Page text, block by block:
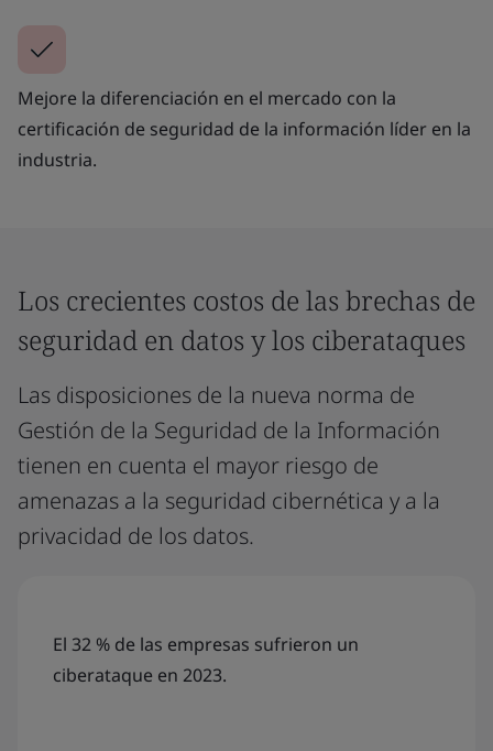
Mejore la diferenciación en el mercado con la
certificación de seguridad de la información líder en la
industria.
Los crecientes costos de las brechas de
seguridad en datos y los ciberataques
Las disposiciones de la nueva norma de
Gestión de la Seguridad de la Información
tienen en cuenta el mayor riesgo de
amenazas a la seguridad cibernética y a la
privacidad de los datos.
El 32 % de las empresas sufrieron un
ciberataque en 2023.